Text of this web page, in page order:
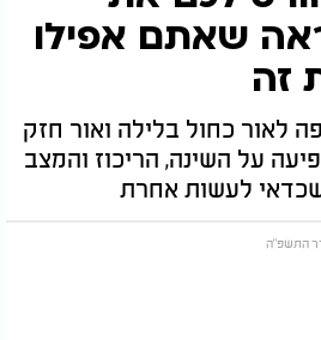
שאתם אפילו
זה
לאור כחול בלילה ואור חזק
על השינה, הריכוז והמצב
לעשות אחרת